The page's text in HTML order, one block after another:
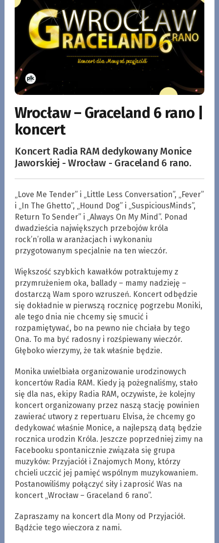
Wrocław – Graceland 6 rano |
koncert
Koncert Radia RAM dedykowany Monice
Jaworskiej - Wrocław - Graceland 6 rano.
„Love Me Tender” i „Little Less Conversation”, „Fever”
i „In The Ghetto”, „Hound Dog” i „SuspiciousMinds”,
Return To Sender” i „Always On My Mind”. Ponad
dwadzieścia największych przebojów króla
rock’n’rolla w aranżacjach i wykonaniu
przygotowanym specjalnie na ten wieczór.
Większość szybkich kawałków potraktujemy z
przymrużeniem oka, ballady – mamy nadzieję –
dostarczą Wam sporo wzruszeń. Koncert odbędzie
się dokładnie w pierwszą rocznicę pogrzebu Moniki,
ale tego dnia nie chcemy się smucić i
rozpamiętywać, bo na pewno nie chciała by tego
Ona. To ma być radosny i rozśpiewany wieczór.
Głęboko wierzymy, że tak właśnie będzie.
Monika uwielbiała organizowanie urodzinowych
koncertów Radia RAM. Kiedy ją pożegnaliśmy, stało
się dla nas, ekipy Radia RAM, oczywiste, że kolejny
koncert organizowany przez naszą stację powinien
zawierać utwory z repertuaru Elvisa, że chcemy go
dedykować właśnie Monice, a najlepszą datą będzie
rocznica urodzin Króla. Jeszcze poprzedniej zimy na
Facebooku spontanicznie związała się grupa
muzyków: Przyjaciół i Znajomych Mony, którzy
chcieli uczcić jej pamięć wspólnym muzykowaniem.
Postanowiliśmy połączyć siły i zaprosić Was na
koncert „Wrocław – Graceland 6 rano”.
Zapraszamy na koncert dla Mony od Przyjaciół.
Bądźcie tego wieczora z nami.